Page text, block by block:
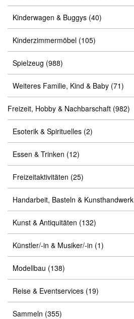
Kinderwagen & Buggys (40)
Kinderzimmermöbel (105)
Spielzeug (988)
Weiteres Familie, Kind & Baby (71)
Freizeit, Hobby & Nachbarschaft (982)
Esoterik & Spirituelles (2)
Essen & Trinken (12)
Freizeitaktivitäten (25)
Handarbeit, Basteln & Kunsthandwerk
Kunst & Antiquitäten (132)
Künstler/-in & Musiker/-in (1)
Modellbau (138)
Reise & Eventservices (19)
Sammeln (355)